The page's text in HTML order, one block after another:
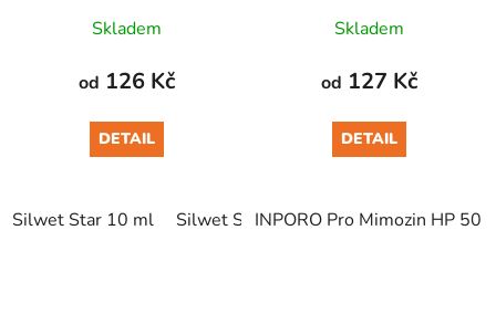
Skladem
od 126 Kč
DETAIL
Silwet Star 10 ml Silwet Star 50 ml Silwet Star 100 ml
Skladem
od 127 Kč
DETAIL
INPORO Pro Mimozin HP 50